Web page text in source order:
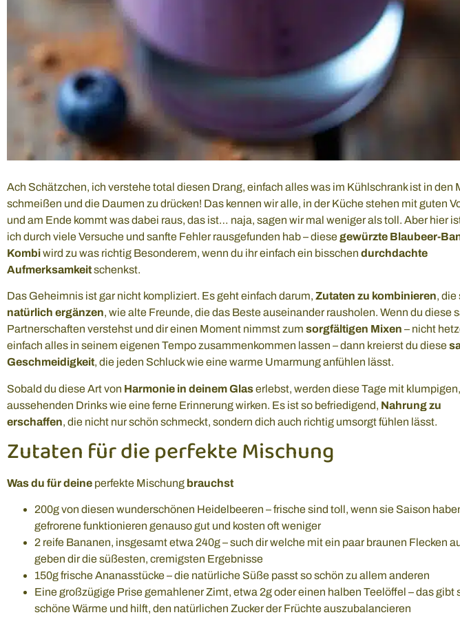
Ach Schätzchen, ich verstehe total diesen Drang, einfach alles was im Kühlschrank ist in den
schmeißen und die Daumen zu drücken! Das kennen wir alle, in der Küche stehen mit guten
und am Ende kommt was dabei raus, das ist… naja, sagen wir mal weniger als toll. Aber hier
ich durch viele Versuche und sanfte Fehler rausgefunden hab – diesegewürzte Blaubeer-
Kombiwird zu was richtig Besonderem, wenn du ihr einfach ein bisschen durchdachte
Aufmerksamkeitschenkst.
Das Geheimnis ist gar nicht kompliziert. Es geht einfach darum, Zutaten zu kombinieren, die
natürlich ergänzen, wie alte Freunde, die das Beste auseinander rausholen. Wenn du diese
Partnerschaften verstehst und dir einen Moment nimmst zum sorgfältigen Mixen – nicht
einfach alles in seinem eigenen Tempo zusammenkommen lassen – dann kreierst du diese
Geschmeidigkeit, die jeden Schluck wie eine warme Umarmung anfühlen lässt.
Sobald du diese Art von Harmonie in deinem Glaserlebst, werden diese Tage mit
aussehenden Drinks wie eine ferne Erinnerung wirken. Es ist so befriedigend, Nahrung zu
erschaffen, die nicht nur schön schmeckt, sondern dich auch richtig umsorgt fühlen lässt.
Zutaten für die perfekte Mischung
Was du für deine perfekte Mischung brauchst
200g von diesen wunderschönen Heidelbeeren – frische sind toll, wenn sie Saison
gefrorene funktionieren genauso gut und kosten oft weniger
2 reife Bananen, insgesamt etwa 240g – such dir welche mit ein paar braunen Flecken
geben dir die süßesten, cremigsten Ergebnisse
150g frische Ananasstücke – die natürliche Süße passt so schön zu allem anderen
Eine großzügige Prise gemahlener Zimt, etwa 2g oder einen halben Teelöffel – das gibt
schöne Wärme und hilft, den natürlichen Zucker der Früchte auszubalancieren